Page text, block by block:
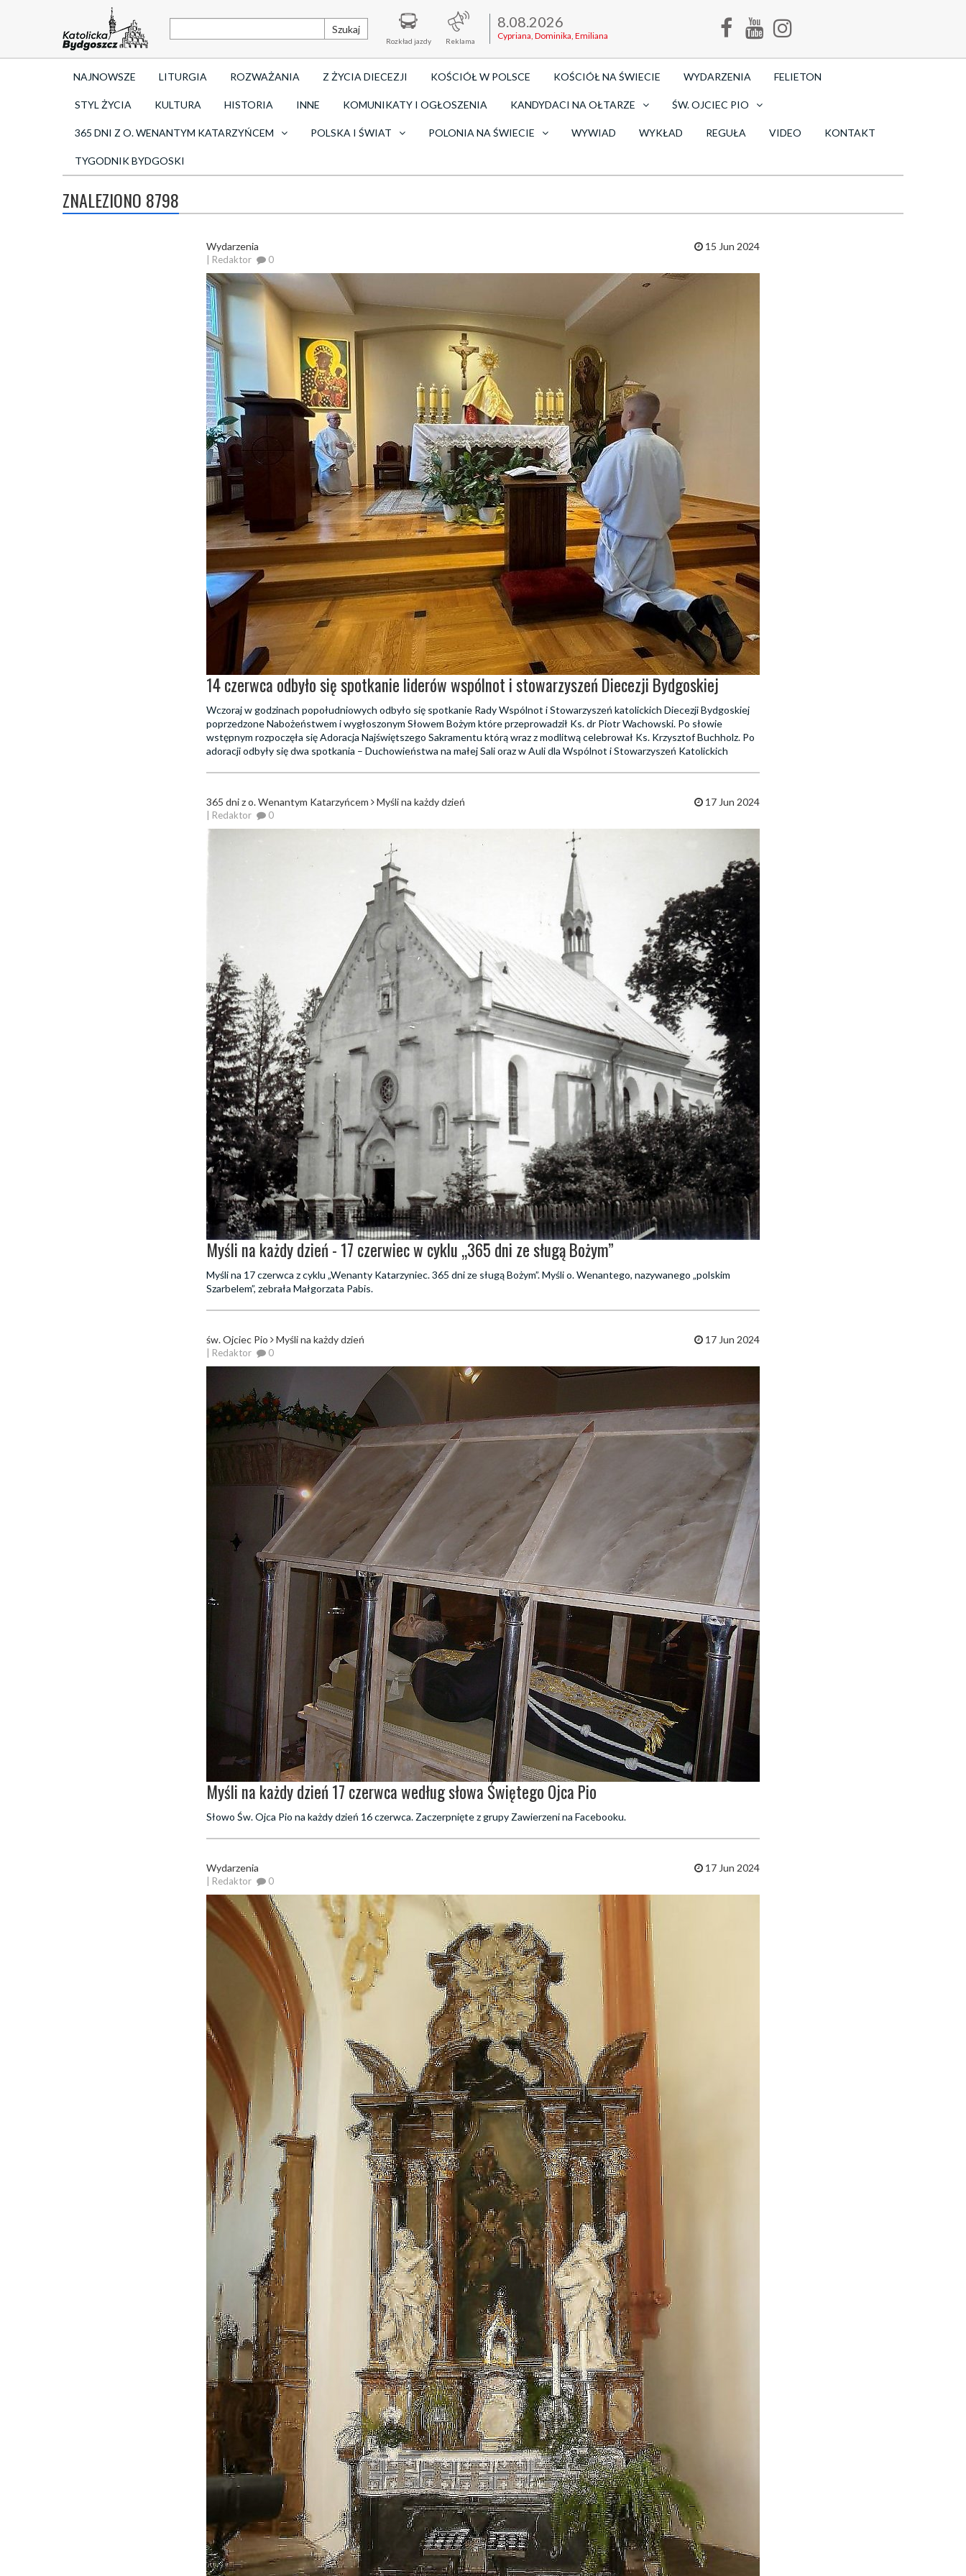
Szukaj
Rozkład jazdy Reklama
8.08.2026
Cypriana, Dominika, Emiliana
NAJNOWSZE LITURGIA ROZWAŻANIA Z ŻYCIA DIECEZJI KOŚCIÓŁ W POLSCE KOŚCIÓŁ NA ŚWIECIE WYDARZENIA FELIETON
STYL ŻYCIA KULTURA HISTORIA INNE KOMUNIKATY I OGŁOSZENIA KANDYDACI NA OŁTARZE ŚW. OJCIEC PIO
365 DNI Z O. WENANTYM KATARZYŃCEM POLSKA I ŚWIAT POLONIA NA ŚWIECIE WYWIAD WYKŁAD REGUŁA VIDEO KONTAKT
TYGODNIK BYDGOSKI
ZNALEZIONO 8798
Wydarzenia
| Redaktor 0
15 Jun 2024
14 czerwca odbyło się spotkanie liderów wspólnot i stowarzyszeń Diecezji Bydgoskiej
Wczoraj w godzinach popołudniowych odbyło się spotkanie Rady Wspólnot i Stowarzyszeń katolickich Diecezji Bydgoskiej
poprzedzone Nabożeństwem i wygłoszonym Słowem Bożym które przeprowadził Ks. dr Piotr Wachowski. Po słowie
wstępnym rozpoczęła się Adoracja Najświętszego Sakramentu którą wraz z modlitwą celebrował Ks. Krzysztof Buchholz. Po
adoracji odbyły się dwa spotkania – Duchowieństwa na małej Sali oraz w Auli dla Wspólnot i Stowarzyszeń Katolickich
365 dni z o. Wenantym Katarzyńcem Myśli na każdy dzień
| Redaktor 0
17 Jun 2024
Myśli na każdy dzień - 17 czerwiec w cyklu „365 dni ze sługą Bożym”
Myśli na 17 czerwca z cyklu „Wenanty Katarzyniec. 365 dni ze sługą Bożym”. Myśli o. Wenantego, nazywanego „polskim
Szarbelem”, zebrała Małgorzata Pabis.
św. Ojciec Pio Myśli na każdy dzień
| Redaktor 0
17 Jun 2024
Myśli na każdy dzień 17 czerwca według słowa Świętego Ojca Pio
Słowo Św. Ojca Pio na każdy dzień 16 czerwca. Zaczerpnięte z grupy Zawierzeni na Facebooku.
Wydarzenia
| Redaktor 0
17 Jun 2024